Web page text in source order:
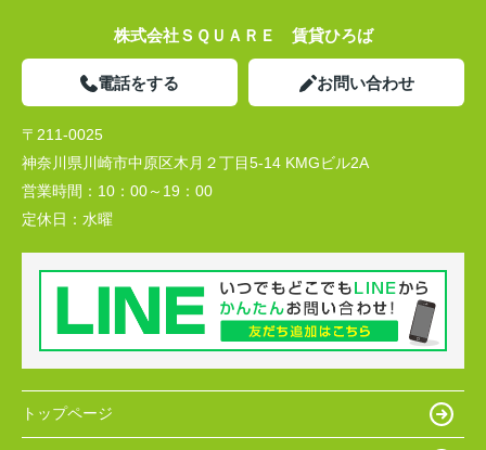
株式会社ＳＱＵＡＲＥ 賃貸ひろば
電話をする お問い合わせ
〒211-0025
神奈川県川崎市中原区木月２丁目5-14 KMGビル2A
営業時間： 10：00～19：00
定休日： 水曜
トップページ